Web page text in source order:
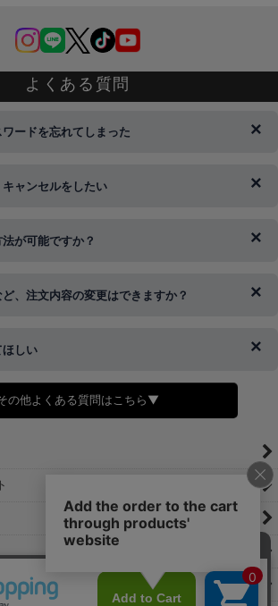
よくある質問
ードを忘れてしまった
ログインIDの変更が可能です。
ャンセルをしたい
ている関係上、午後以降のご連絡やキャンセル
が完了しお手続きが間に合わない場合は変更、
が可能ですか？
ットカード・携帯キャリア決済・おねだり決
＞詳細は画像をタップ＜
、注文内容の変更はできますか？
は承っております。
ほしい
いた場合のみ発行しております。
る場合】
・お支払い」ページにて備考欄に下記の記載をお
は不可）
お品代は不可）
了している場合】
LINEにて領収書希望の連絡をお願い致します
の他よくある質問はこちら▼